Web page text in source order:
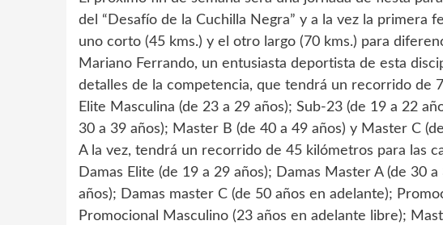
del “Desafío de la Cuchilla Negra” y a la vez la primera
uno corto (45 kms.) y el otro largo (70 kms.) para
Mariano Ferrando, un entusiasta deportista de esta
detalles de la competencia, que tendrá un recorrido de
Elite Masculina (de 23 a 29 años); Sub-23 (de 19 a 22
30 a 39 años); Master B (de 40 a 49 años) y Master C
A la vez, tendrá un recorrido de 45 kilómetros para las
Damas Elite (de 19 a 29 años); Damas Master A (de 30
años); Damas master C (de 50 años en adelante);
Promocional Masculino (23 años en adelante libre);